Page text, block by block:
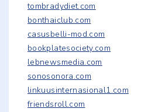
tombradydiet.com
bonthaiclub.com
casusbelli-mod.com
bookplatesociety.com
lebnewsmedia.com
sonosonora.com
linkuusinternasional1.com
friendsroll.com